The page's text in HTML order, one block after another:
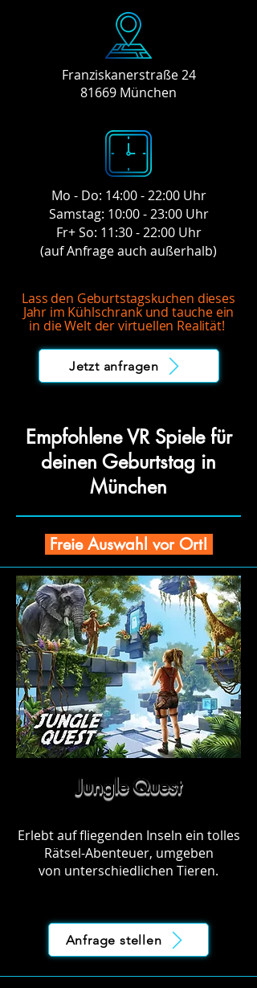
Franziskanerstraße 24
81669 München
Mo - Do: 14:00 - 22:00 Uhr
Samstag: 10:00 - 23:00 Uhr
Fr+ So: 11:30 - 22:00 Uhr
(auf Anfrage auch außerhalb)
Lass den Geburtstagskuchen dieses
Jahr im Kühlschrank und tauche ein
in die Welt der virtuellen Realität!
Jetzt anfragen
Empfohlene VR Spiele für
deinen Geburtstag in
München
Freie Auswahl vor Ort!
Jungle Quest
Erlebt auf fliegenden Inseln ein tolles
Rätsel-Abenteuer, umgeben
von unterschiedlichen Tieren.
Anfrage stellen